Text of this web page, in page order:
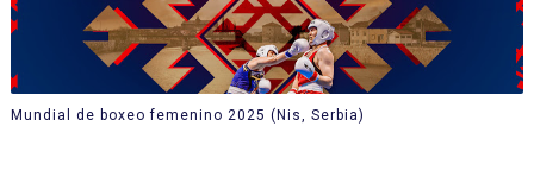
Mundial de boxeo femenino 2025 (Nis, Serbia)